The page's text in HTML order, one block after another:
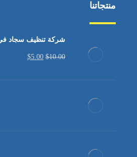
منتجاتنا
شركة تنظيف سجاد في عجمان
$10.00
$5.00